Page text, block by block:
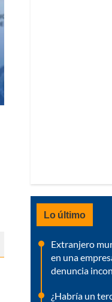
Lo último
Extranjero
en una
denuncia
¿Habría un